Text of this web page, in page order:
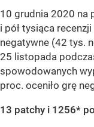
10 grudnia 2020 na
i pół tysiąca
negatywne (42 tys.
25 listopada
spowodowanych
proc. oceniło grę
13 patchy i 1256*